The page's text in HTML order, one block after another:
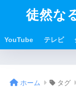
徒然な
YouTube テレビ
ホーム タグ